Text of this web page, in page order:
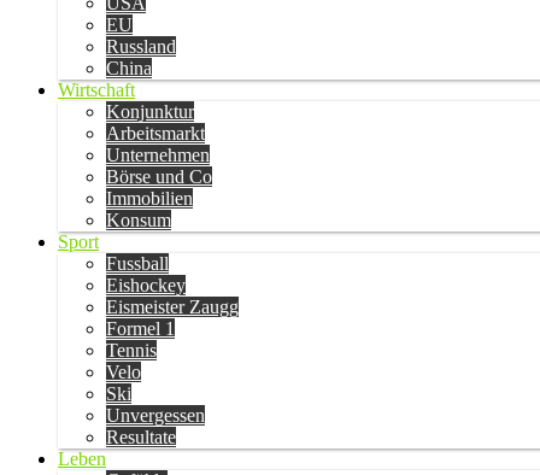
EU
Russland
China
Wirtschaft
Konjunktur
Arbeitsmarkt
Unternehmen
Börse und Co
Immobilien
Konsum
Sport
Fussball
Eishockey
Eismeister Zaugg
Formel 1
Tennis
Velo
Ski
Unvergessen
Resultate
Leben